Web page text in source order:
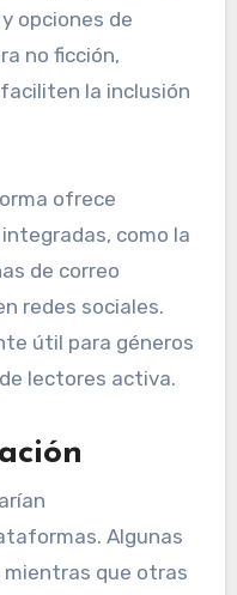
opciones de
no ficción,
la inclusión
ofrece
como la
de correo
redes sociales.
útil para géneros
lectores activa.
Algunas
que otras